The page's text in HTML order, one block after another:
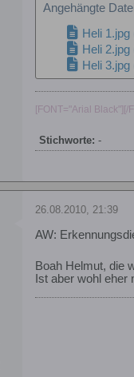
Angehängte
Heli 1.jpg
Heli 2.jpg
Heli 3.jpg
[FONT="Arial Black"][/
Stichworte: -
26.08.2010, 21:39
AW:
Boah Helmut, die
Ist aber wohl eher